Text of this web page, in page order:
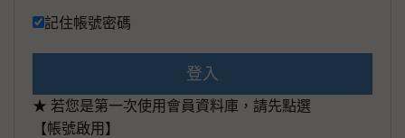
記住帳號密碼
登入
★ 若您是第一次使用會員資料庫，請先點選
【帳號啟用】